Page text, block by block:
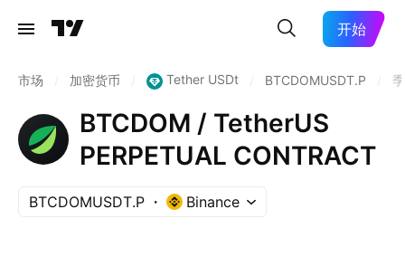
开始
市场 加密货币 Tether USDt BTCDOMUSDT.P
BTCDOM / TetherUS
PERPETUAL CONTRACT
BTCDOMUSDT.P Binance